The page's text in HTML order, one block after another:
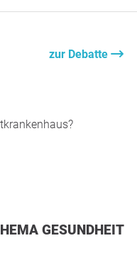
zur Debatte
GESUNDHEIT